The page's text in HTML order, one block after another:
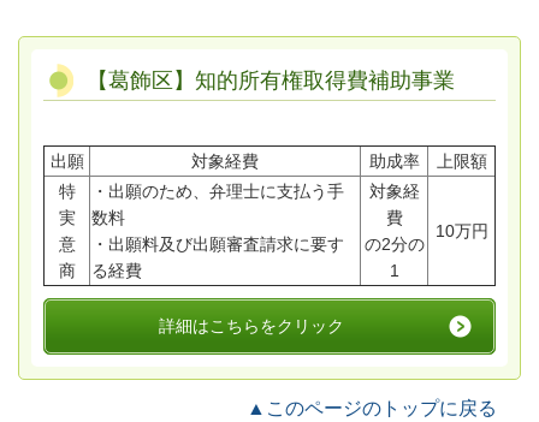
【葛飾区】知的所有権取得費補助事業
出願 対象経費 助成率
上限額
特
実
意
商
・出願のため、弁理士に支払う手
数料
・出願料及び出願審査請求に要す
る経費
対象経
費
の2分の
1
10万円
詳細はこちらをクリック
▲このページのトップに戻る